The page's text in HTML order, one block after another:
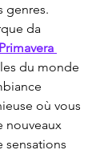
genres.
da
du monde
où vous
nouveaux
sensations